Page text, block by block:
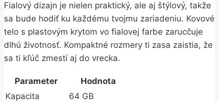
Fialový dizajn je nielen praktický, ale aj štýlový, takže
sa bude hodiť ku každému tvojmu zariadeniu. Kovové
telo s plastovým krytom vo fialovej farbe zarucčuje
dlhú životnosť. Kompaktné rozmery ti zasa zaistia, že
sa ti kľúč zmestí aj do vrecka.
Parameter
Hodnota
Kapacita
64 GB